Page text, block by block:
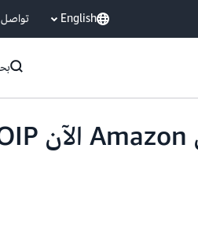
English